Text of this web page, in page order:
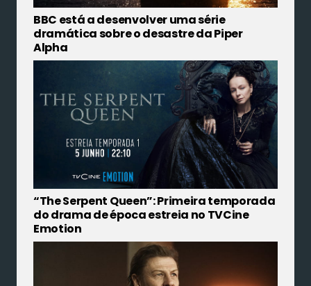
BBC está a desenvolver uma série
dramática sobre o desastre da Piper
Alpha
“The Serpent Queen”: Primeira temporada
do drama de época estreia no TVCine
Emotion